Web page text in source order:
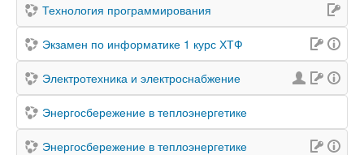
Технология программирования
Экзамен по информатике 1 курс ХТФ
Электротехника и электроснабжение
Энергосбережение в теплоэнергетике
Энергосбережение в теплоэнергетике